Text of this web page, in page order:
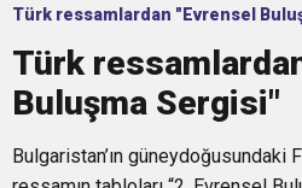
0:12 Nar suyunun antioksidan
daha yüksek
0:07 DİTİB kurucularından
eşi son yolculuğuna uğurlandı
1:05 KÖLN’DE SAĞLIK VE
Türk ressamlardan "Evrensel
Türk
Buluşma Sergisi"
Bulgaristan’ın güneydoğusundaki